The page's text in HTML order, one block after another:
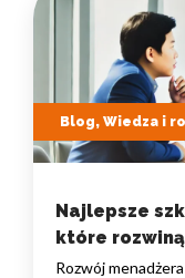
Blog, Wiedza i
Najlepsze
które
Rozwój